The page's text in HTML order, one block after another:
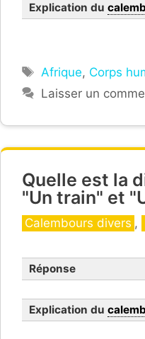
Explication du
Étiquettes
Afrique, Corps
Laisser un
Quelle est la
"Un train" et
Catégories
Calembours divers ,
Réponse
Explication du